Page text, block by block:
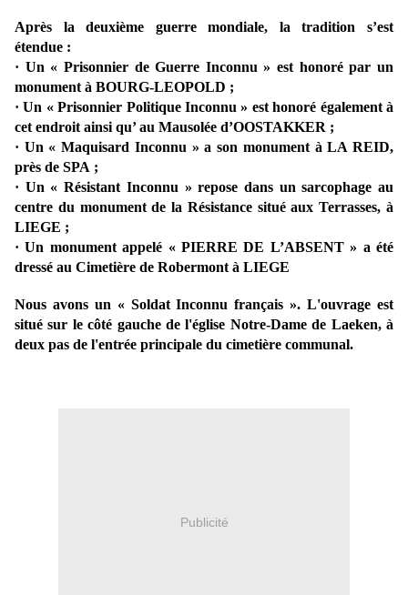
Après la deuxième guerre mondiale, la tradition s’est
étendue :
· Un « Prisonnier de Guerre Inconnu » est honoré par un
monument à BOURG-LEOPOLD ;
·Un « Prisonnier Politique Inconnu » est honoré également à
cet endroit ainsi qu’ au Mausolée d’OOSTAKKER ;
· Un « Maquisard Inconnu » a son monument à LA REID,
près de SPA ;
· Un « Résistant Inconnu » repose dans un sarcophage au
centre du monument de la Résistance situé aux Terrasses, à
LIEGE ;
·Un monument appelé « PIERRE DE L’ABSENT » a été
dressé au Cimetière de Robermont à LIEGE
Nous avons un « Soldat Inconnu français ». L'ouvrage est
situé sur le côté gauche de l'église Notre-Dame de Laeken, à
deux pas de l'entrée principale du cimetière communal.
Publicité